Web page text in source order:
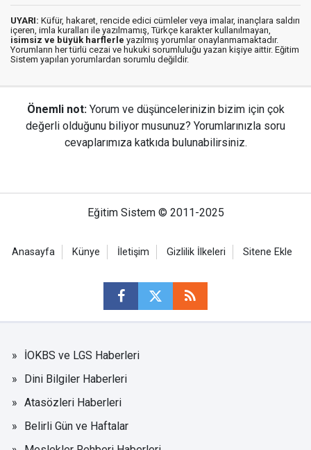
UYARI: Küfür, hakaret, rencide edici cümleler veya imalar, inançlara saldırı
içeren, imla kuralları ile yazılmamış, Türkçe karakter kullanılmayan,
isimsiz ve büyük harflerle yazılmış yorumlar onaylanmamaktadır.
Yorumların her türlü cezai ve hukuki sorumluluğu yazan kişiye aittir. Eğitim
Sistem yapılan yorumlardan sorumlu değildir.
Önemli not: Yorum ve düşüncelerinizin bizim için çok
değerli olduğunu biliyor musunuz? Yorumlarınızla soru
cevaplarımıza katkıda bulunabilirsiniz.
Eğitim Sistem © 2011-2025
Anasayfa Künye İletişim Gizlilik İlkeleri Sitene Ekle
İOKBS ve LGS Haberleri
Dini Bilgiler Haberleri
Atasözleri Haberleri
Belirli Gün ve Haftalar